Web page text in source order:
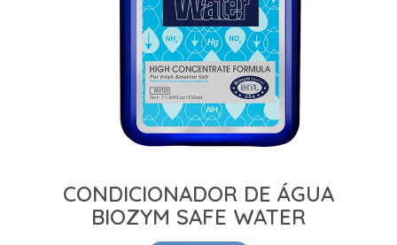
CONDICIONADOR DE ÁGUA
BIOZYM SAFE WATER